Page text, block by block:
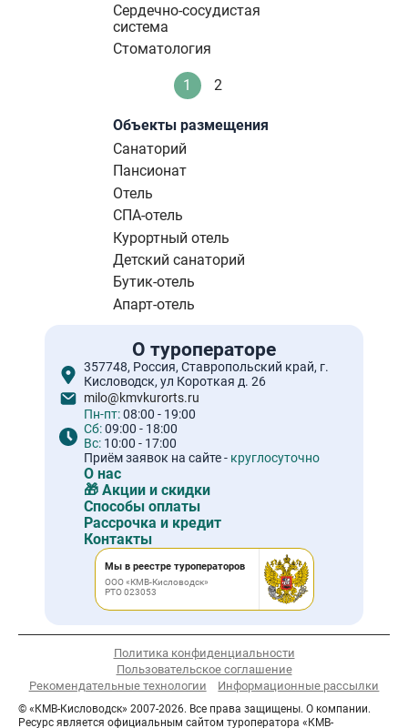
Сердечно-сосудистая
система
Стоматология
Нумерация
страниц Текущая
1 Стандартное
2
Объекты размещения
Санаторий
Пансионат
Отель
СПА-отель
Курортный отель
Детский санаторий
Бутик-отель
Апарт-отель
О туроператоре
357748, Россия, Ставропольский край, г.
Кисловодск, ул Короткая д. 26
milo@kmvkurorts.ru
Пн-пт:08:00 - 19:00
Сб:09:00 - 18:00
Вс: 10:00 - 17:00
Приём заявок на сайте - круглосуточно
О нас
🎁 Акции и скидки
Способы оплаты
Рассрочка и кредит
Контакты
Мы в реестре туроператоров
ООО «КМВ-Кисловодск»
РТО 023053
Политика конфиденциальности
Пользовательское соглашение
Рекомендательные технологии
Информационные рассылки
© «КМВ-Кисловодск» 2007-2026. Все права защищены. О компании.
Ресурс является официальным сайтом туроператора «КМВ-